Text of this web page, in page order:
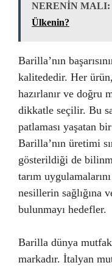
NERENİN MALI:
Ülkenin?
Barilla’nın
kalitededir. Her
hazırlanır ve doğru
dikkatle seçilir. Bu
patlaması yaşatan
Barilla’nın üretimi
gösterildiği de
tarım
nesillerin sağlığına
bulunmayı hedefler.
Barilla dünya
markadır. İtalyan